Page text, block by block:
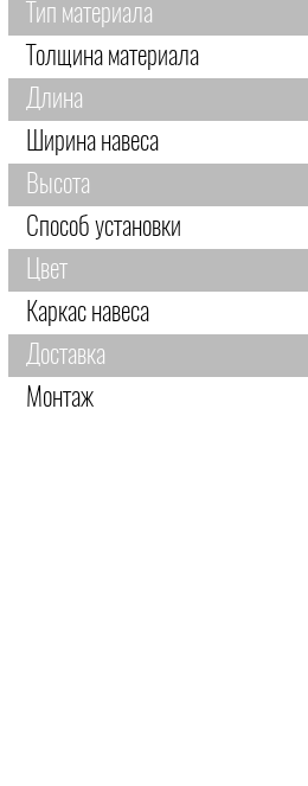
Тип материала
Толщина материала
Длина
Ширина навеса
Высота
Способ установки
Цвет
Каркас навеса
Доставка
Монтаж